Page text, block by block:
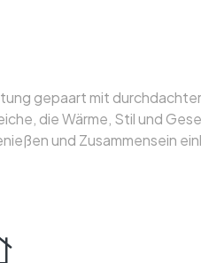
gepaart mit
die Wärme, Stil und
und Zusammensein